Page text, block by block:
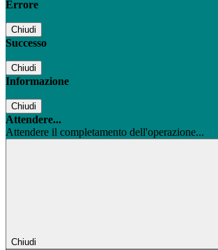
Errore
Chiudi
Successo
Chiudi
Informazione
Chiudi
Attendere...
Attendere il completamento dell'operazione...
Chiudi